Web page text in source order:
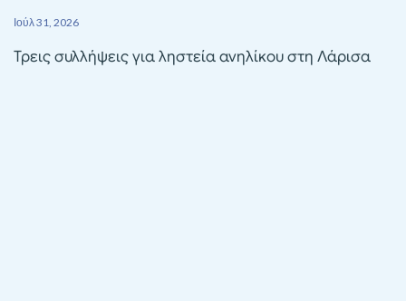
Ιούλ 31, 2026
Τρεις συλλήψεις για ληστεία ανηλίκου στη Λάρισα